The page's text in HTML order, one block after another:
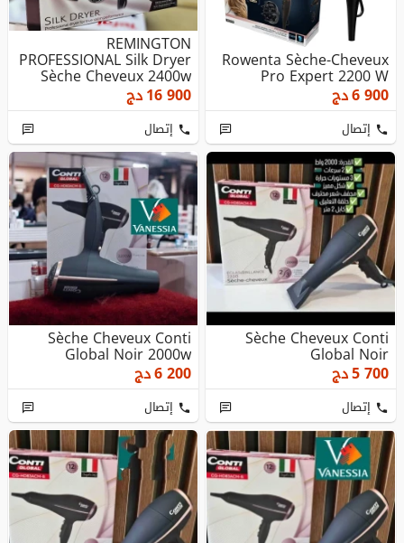
Rowenta Sèche-Cheveux
Pro Expert 2200 W
6 900دج
إتصال
REMINGTON
PROFESSIONAL Silk Dryer
Sèche Cheveux 2400w
16 900دج
إتصال
Sèche Cheveux Conti
Global Noir
5 700دج
إتصال
Sèche Cheveux Conti
Global Noir 2000w
6 200دج
إتصال